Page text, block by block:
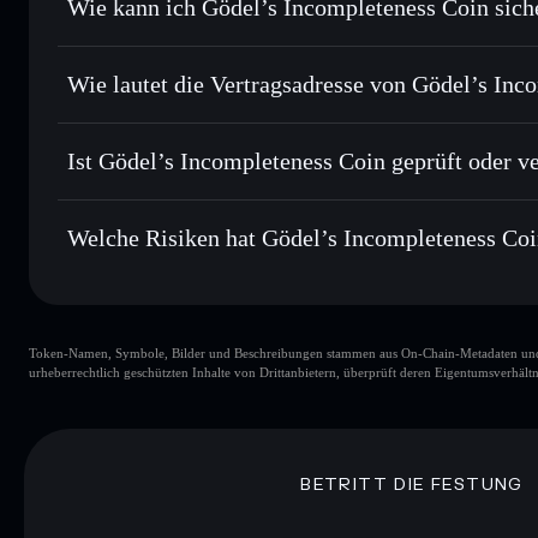
Durchschnittskosteneffekt nutzen– Schritt für Schritt
Privat senden– übertrage GÖDELCOIN, ohne Wallets
integrierten Privacy Aggregators
kontrollierst
Wie kann ich Gödel’s Incompleteness Coin
Gödel’s Incompleteness Coin
Solflare
Wie lautet die Vertragsadresse von Gödel’s
Gödel’s
Wallet
GÖDELCOIN
Ist Gödel’s Incompleteness Coin geprüft oder
Gödel’s Incompleteness Coin
Welche Risiken hat Gödel’s Incompleteness
Incompleteness Coin
begrenzte Liquidität
dar. Recherchiere stets eigenständig. Daten bereitgestellt von
Token-Namen, Symbole, Bilder und Beschreibungen stammen aus On-Chain-Metadaten
urheberrechtlich geschützten Inhalte von Drittanbietern, überprüft deren
BETRITT DIE FESTUNG